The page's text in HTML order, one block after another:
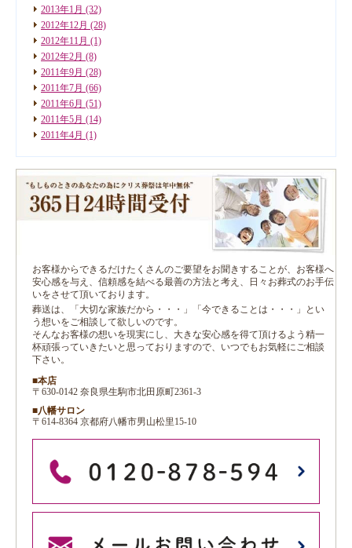
2013年1月 (32)
2012年12月 (28)
2012年11月 (1)
2012年2月 (8)
2011年9月 (28)
2011年7月 (66)
2011年6月 (51)
2011年5月 (14)
2011年4月 (1)
お客様からできるだけたくさんのご要望をお聞きすることが、お客様へ
安心感を与え、信頼感を結べる最善の方法と考え、日々お葬式のお手伝
いをさせて頂いております。
葬送は、「大切な家族だから・・・」「今できることは・・・」とい
う想いをご相談して欲しいのです。
そんなお客様の想いを現実にし、大きな安心感を得て頂けるよう精一
杯頑張っていきたいと思っておりますので、いつでもお気軽にご相談
下さい。
■本店
〒630-0142 奈良県生駒市北田原町2361-3
■八幡サロン
〒614-8364 京都府八幡市男山松里15-10